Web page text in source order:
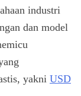
industri
dan model
yakni USD